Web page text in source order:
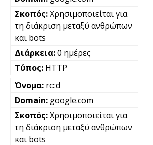
Χρησιμοποιείται για
τη διάκριση μεταξύ ανθρώπων
και bots
0 ημέρες
HTTP
rc::d
google.com
Χρησιμοποιείται για
τη διάκριση μεταξύ ανθρώπων
και bots